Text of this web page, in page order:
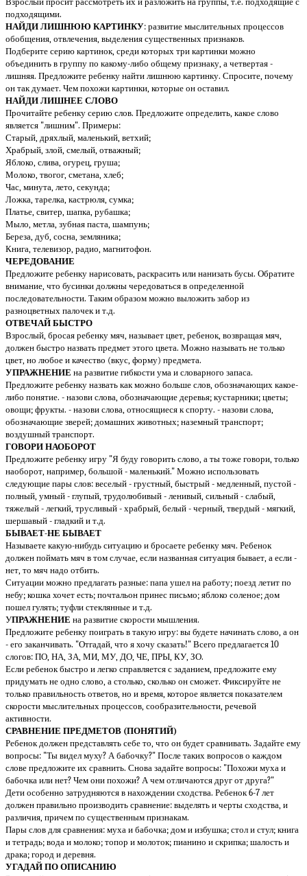
подходящими.
НАЙДИ ЛИШНЮЮ КАРТИНКУ: развитие мыслительных процессов
обобщения, отвлечения, выделения существенных признаков.
Подберите серию картинок, среди которых три картинки можно
объединить в группу по какому-либо общему признаку, а четвертая -
лишняя. Предложите ребенку найти лишнюю картинку. Спросите, почему
он так думает. Чем похожи картинки, которые он оставил.
НАЙДИ ЛИШНЕЕ СЛОВО
Прочитайте ребенку серию слов. Предложите определить, какое слово
является "лишним". Примеры:
Старый, дряхлый, маленький, ветхий;
Храбрый, злой, смелый, отважный;
Яблоко, слива, огурец, груша;
Молоко, твогог, сметана, хлеб;
Час, минута, лето, секунда;
Ложка, тарелка, кастрюля, сумка;
Платье, свитер, шапка, рубашка;
Мыло, метла, зубная паста, шампунь;
Береза, дуб, сосна, земляника;
Книга, телевизор, радио, магнитофон.
ЧЕРЕДОВАНИЕ
Предложите ребенку нарисовать, раскрасить или нанизать бусы. Обратите
внимание, что бусинки должны чередоваться в определенной
последовательности. Таким образом можно выложить забор из
разноцветных палочек и т.д.
ОТВЕЧАЙ БЫСТРО
Взрослый, бросая ребенку мяч, называет цвет, ребенок, возвращая мяч,
должен быстро назвать предмет этого цвета. Можно называть не только
цвет, но любое и качество (вкус, форму) предмета.
УПРАЖНЕНИЕ на развитие гибкости ума и словарного запаса.
Предложите ребенку назвать как можно больше слов, обозначающих какое-
либо понятие. - назови слова, обозначающие деревья; кустарники; цветы;
овощи; фрукты. - назови слова, относящиеся к спорту. - назови слова,
обозначающие зверей; домашних животных; наземный транспорт;
воздушный транспорт.
ГОВОРИ НАОБОРОТ
Предложите ребенку игру "Я буду говорить слово, а ты тоже говори, только
наоборот, например, большой - маленький." Можно использовать
следующие пары слов: веселый - грустный, быстрый - медленный, пустой -
полный, умный - глупый, трудолюбивый - ленивый, сильный - слабый,
тяжелый - легкий, трусливый - храбрый, белый - черный, твердый - мягкий,
шершавый - гладкий и т.д.
БЫВАЕТ-НЕ БЫВАЕТ
Называете какую-нибудь ситуацию и бросаете ребенку мяч. Ребенок
должен поймать мяч в том случае, если названная ситуация бывает, а если -
нет, то мяч надо отбить.
Ситуации можно предлагать разные: папа ушел на работу; поезд летит по
небу; кошка хочет есть; почтальон принес письмо; яблоко соленое; дом
пошел гулять; туфли стеклянные и т.д.
УПРАЖНЕНИЕ на развитие скорости мышления.
Предложите ребенку поиграть в такую игру: вы будете начинать слово, а он
- его заканчивать. "Отгадай, что я хочу сказать!" Всего предлагается 10
слогов: ПО, НА, ЗА, МИ, МУ, ДО, ЧЕ, ПРЫ, КУ, ЗО.
Если ребенок быстро и легко справляется с заданием, предложите ему
придумать не одно слово, а столько, сколько он сможет. Фиксируйте не
только правильность ответов, но и время, которое является показателем
скорости мыслительных процессов, сообразительности, речевой
активности.
СРАВНЕНИЕ ПРЕДМЕТОВ (ПОНЯТИЙ)
Ребенок должен представлять себе то, что он будет сравнивать. Задайте ему
вопросы: "Ты видел муху? А бабочку?" После таких вопросов о каждом
слове предложите их сравнить. Снова задайте вопросы: "Похожи муха и
бабочка или нет? Чем они похожи? А чем отличаются друг от друга?"
Дети особенно затрудняются в нахождении сходства. Ребенок 6-7 лет
должен правильно производить сравнение: выделять и черты сходства, и
различия, причем по существенным признакам.
Пары слов для сравнения: муха и бабочка; дом и избушка; стол и стул; книга
и тетрадь; вода и молоко; топор и молоток; пианино и скрипка; шалость и
драка; город и деревня.
УГАДАЙ ПО ОПИСАНИЮ